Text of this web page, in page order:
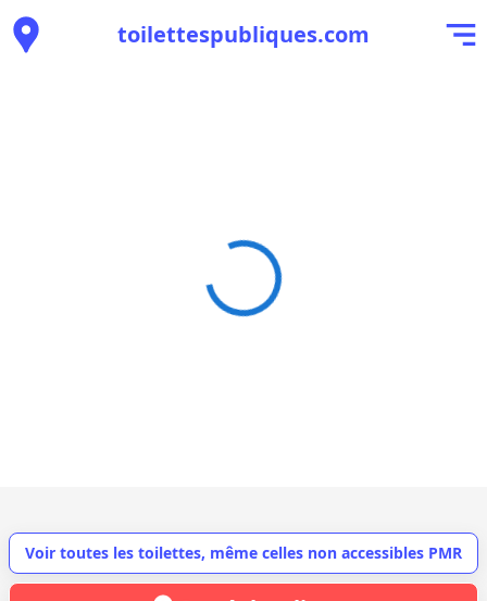
toilettespubliques.com
Voir toutes les toilettes, même celles non accessibles PMR